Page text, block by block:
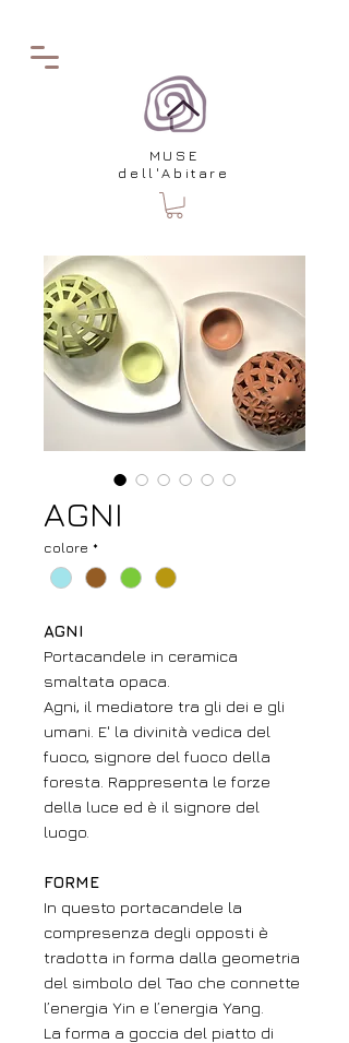
MUSE
dell'Abitare
AGNI
colore *
AGNI
Portacandele in ceramica
smaltata opaca.
Agni, il mediatore tra gli dei e gli
umani. E' la divinità vedica del
fuoco, signore del fuoco della
foresta. Rappresenta le forze
della luce ed è il signore del
luogo.
FORME
In questo portacandele la
compresenza degli opposti è
tradotta in forma dalla geometria
del simbolo del Tao che connette
l’energia Yin e l’energia Yang.
La forma a goccia del piatto di